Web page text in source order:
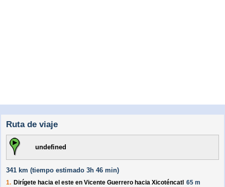
Ruta de viaje
undefined
341 km (tiempo estimado 3h 46 min)
1. Dirígete hacia el este en Vicente Guerrero hacia Xicoténcatl 65 m